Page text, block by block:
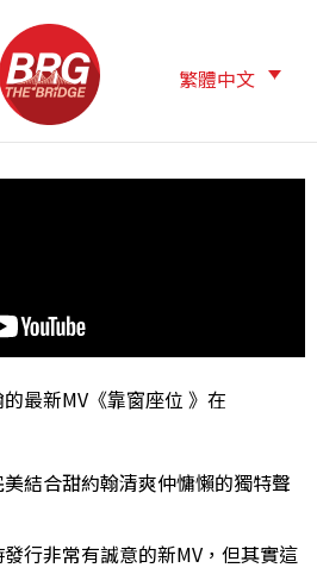
繁體中文
最新MV《靠窗座位 》在
結合甜約翰清爽仲慵懶的獨特聲
行非常有誠意的新MV，但其實這